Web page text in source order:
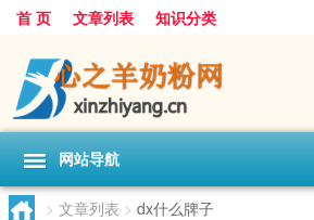
首 页 文章列表 知识分类
网站导航
> 文章列表 > dx什么牌子